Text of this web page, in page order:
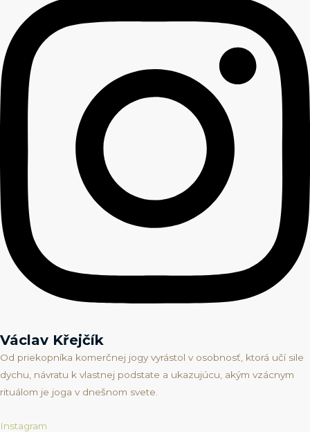
Václav Křejčík
Od priekopníka komerčnej jogy vyrástol v osobnosť, ktorá učí sile
dychu, návratu k vlastnej podstate a ukazujúcu, akým vzácnym
rituálom je joga v dnešnom svete.
Instagram